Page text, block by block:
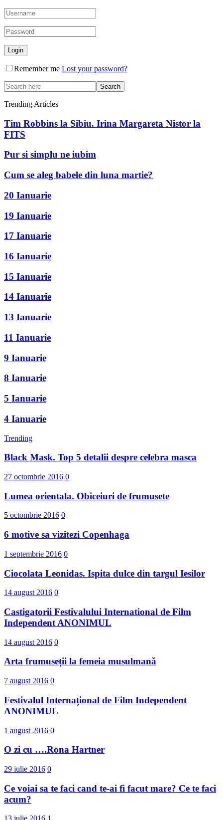
Remember me Lost your password?
Trending Articles
Tim Robbins la Sibiu. Irina Margareta Nistor la
FITS
Pur si simplu ne iubim
Cum se aleg babele din luna martie?
20 Ianuarie
19 Ianuarie
17 Ianuarie
16 Ianuarie
15 Ianuarie
14 Ianuarie
13 Ianuarie
11 Ianuarie
9 Ianuarie
8 Ianuarie
5 Ianuarie
4 Ianuarie
Trending
Black Mask. Top 5 detalii despre celebra masca
27 octombrie 2016 0
Lumea orientala. Obiceiuri de frumusete
5 octombrie 2016 0
6 motive sa vizitezi Copenhaga
1 septembrie 2016 0
Ciocolata Leonidas. Ispita dulce din targul Iesilor
14 august 2016 0
Castigatorii Festivalului International d​e Film
Independent ANONIMUL
14 august 2016 0
Arta frumuseții la femeia musulmană
7 august 2016 0
Festivalul Internațional de Film Independent
ANONIMUL
1 august 2016 0
O zi cu ….Rona Hartner
29 iulie 2016 0
Ce voiai sa te faci cand te-ai fi facut mare? Ce te faci
acum?